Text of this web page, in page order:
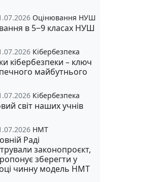
Оцінювання НУШ
в 5‒9 класах НУШ
Кібербезпека
кібербезпеки – ключ
майбутнього
Кібербезпека
світ наших учнів
НМТ
Раді
законопроєкт,
зберегти у
чинну модель НМТ